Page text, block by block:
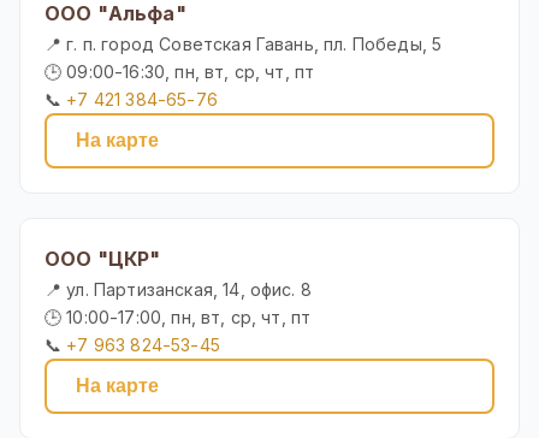
ООО "Альфа"
📍 г. п. город Советская Гавань, пл. Победы, 5
🕒 09:00-16:30, пн, вт, ср, чт, пт
📞 +7 421 384-65-76
На карте
ООО "ЦКР"
📍 ул. Партизанская, 14, офис. 8
🕒 10:00-17:00, пн, вт, ср, чт, пт
📞 +7 963 824-53-45
На карте